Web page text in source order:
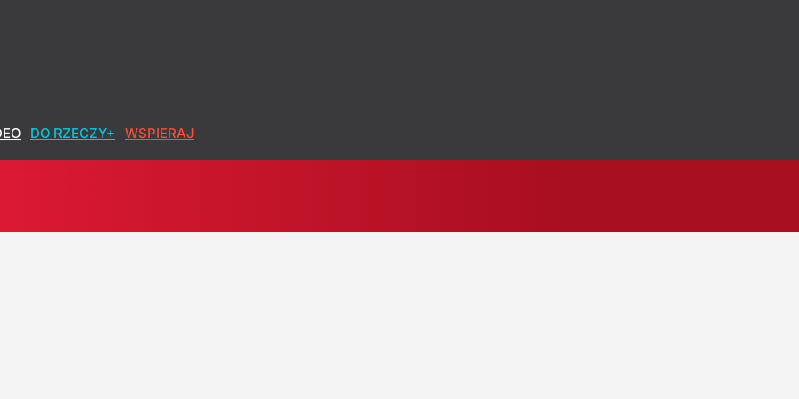
DO RZECZY+ WSPIERAJ